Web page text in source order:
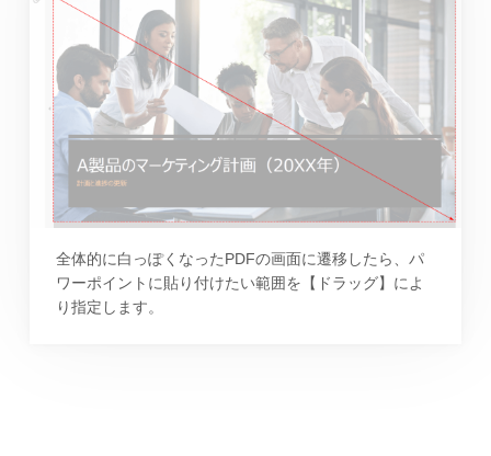
全体的に白っぽくなったPDFの画面に遷移したら、パ
ワーポイントに貼り付けたい範囲を【ドラッグ】によ
り指定します。